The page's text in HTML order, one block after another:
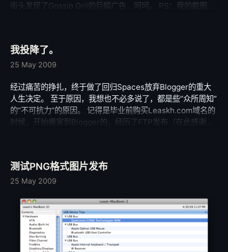
街头发现了Gossip Gril的巨幅广告，呵呵。 PS：我的截图是
我投降了。
25 May 2009
经过痛苦的挣扎，终于做了回归Spaces放弃Blogger的重大
人生决定。 至于原因，我想也不必多说了，都是些“众所周知”
的“不可抗力”的原因。 记得是毕业前购买Leaskh.com域名的
时候，开始搬家到Blogger的，经历了FTP发布（在此感谢
己是那么无力。 幸好Blogger的文章我都是通过E-mail发布
的，Gmail保存着所有离开Spaces后发布到Blogger的文章，
期有些文章的日期就不对了。 我想以后还是在这里安家吧。
其实Spaces也是会被“和谐”的，我也已经遭遇过，但是程度
相对Blogger来说，是可以接受的，更别提国内的BSP了。 好
了，以后又回来这里了。 好久没在这里写东西，其他的细节
测试PNG格式图片发布
25 May 2009